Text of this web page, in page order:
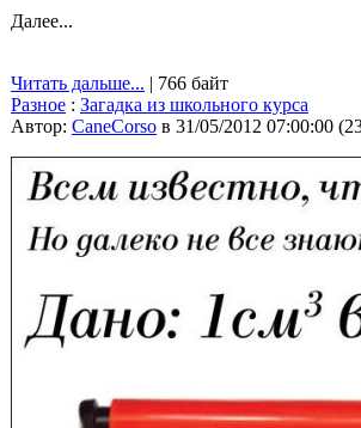
Далее...
Читать дальше... | 766 байт
Разное : Загадка из школьного курса
Автор: CaneCorso в 31/05/2012 07:00:00 (